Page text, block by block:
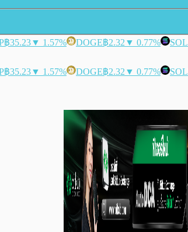
฿35.23▼ 1.57% DOGE฿2.32 ▼ 0.77% SOL
฿35.23▼ 1.57% DOGE฿2.32 ▼ 0.77% SOL